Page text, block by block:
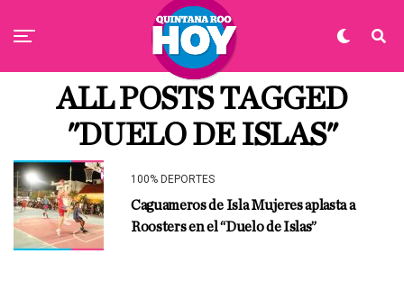
ALL POSTS TAGGED
"DUELO DE ISLAS"
100% DEPORTES
Caguameros de Isla Mujeres aplasta a
Roosters en el “Duelo de Islas”